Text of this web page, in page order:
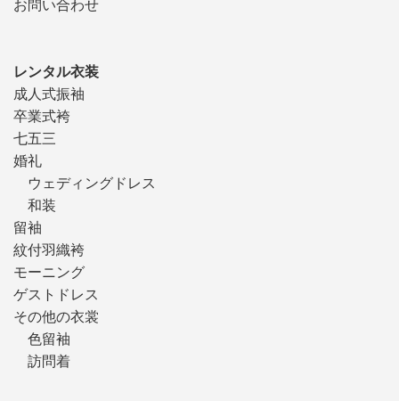
お問い合わせ
レンタル衣装
成人式振袖
卒業式袴
七五三
婚礼
ウェディングドレス
和装
留袖
紋付羽織袴
モーニング
ゲストドレス
その他の衣裳
色留袖
訪問着